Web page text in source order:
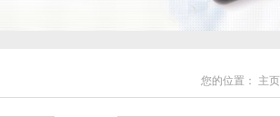
您的位置： 主页